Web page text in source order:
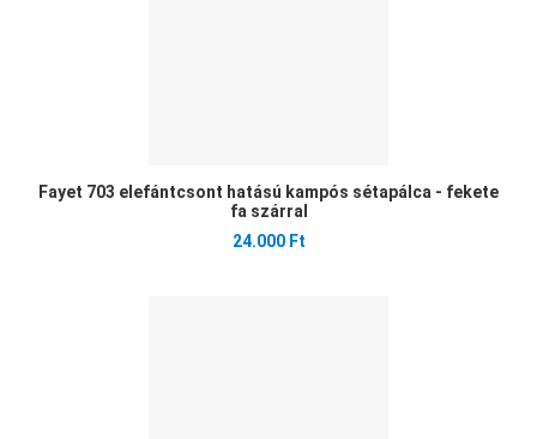
Fayet 703 elefántcsont hatású kampós sétapálca - fekete
fa szárral
24.000 Ft